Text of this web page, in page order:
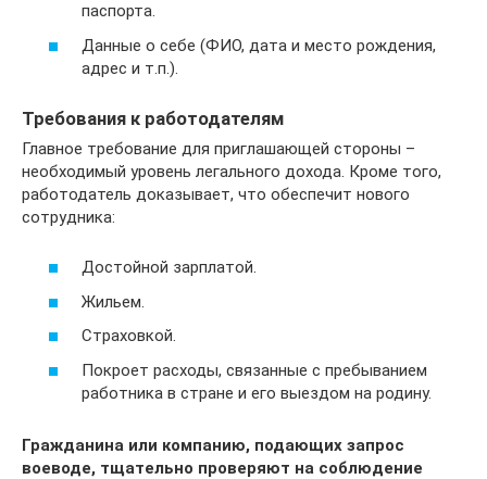
паспорта.
Данные о себе (ФИО, дата и место рождения,
адрес и т.п.).
Требования к работодателям
Главное требование для приглашающей стороны –
необходимый уровень легального дохода. Кроме того,
работодатель доказывает, что обеспечит нового
сотрудника:
Достойной зарплатой.
Жильем.
Страховкой.
Покроет расходы, связанные с пребыванием
работника в стране и его выездом на родину.
Гражданина или компанию, подающих запрос
воеводе, тщательно проверяют на соблюдение